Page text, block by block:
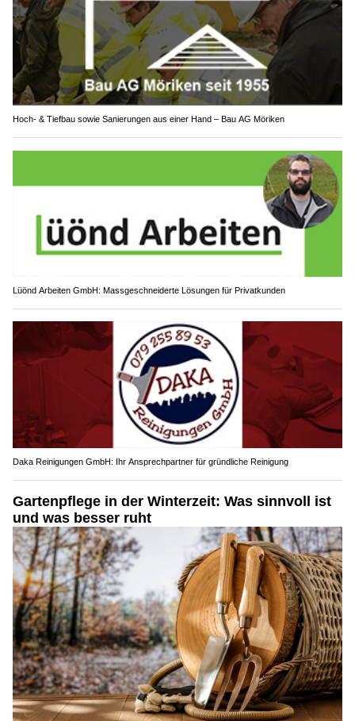
Hoch- & Tiefbau sowie Sanierungen aus einer Hand – Bau AG Möriken
Lüönd Arbeiten GmbH: Massgeschneiderte Lösungen für Privatkunden
Daka Reinigungen GmbH: Ihr Ansprechpartner für gründliche Reinigung
Gartenpflege in der Winterzeit: Was sinnvoll ist
und was besser ruht